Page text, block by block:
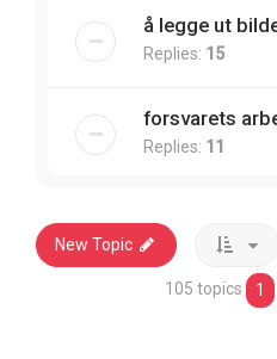
å legge ut
Replies: 15
forsvarets
Replies: 11
New Topic
105 topics 1